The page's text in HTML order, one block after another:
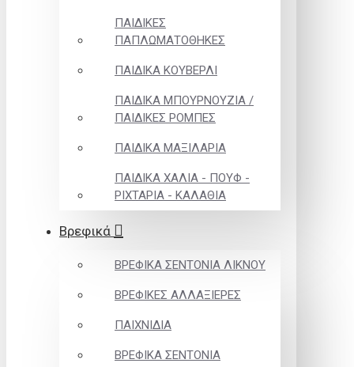
ΠΑΙΔΙΚΕΣ
ΠΑΠΛΩΜΑΤΟΘΗΚΕΣ
ΠΑΙΔΙΚΑ ΚΟΥΒΕΡΛΙ
ΠΑΙΔΙΚΑ ΜΠΟΥΡΝΟΥΖΙΑ /
ΠΑΙΔΙΚΕΣ ΡΟΜΠΕΣ
ΠΑΙΔΙΚΑ ΜΑΞΙΛΑΡΙΑ
ΠΑΙΔΙΚΑ ΧΑΛΙΑ - ΠΟΥΦ -
ΡΙΧΤΑΡΙΑ - ΚΑΛΑΘΙΑ
Βρεφικά
ΒΡΕΦΙΚΑ ΣΕΝΤΟΝΙΑ ΛΙΚΝΟΥ
ΒΡΕΦΙΚΕΣ ΑΛΛΑΞΙΕΡΕΣ
ΠΑΙΧΝΙΔΙΑ
ΒΡΕΦΙΚΑ ΣΕΝΤΟΝΙΑ